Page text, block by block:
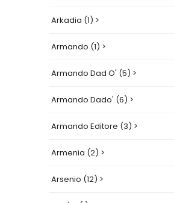
Arkadia (1) >
Armando (1) >
Armando Dad O' (5) >
Armando Dado' (6) >
Armando Editore (3) >
Armenia (2) >
Arsenio (12) >